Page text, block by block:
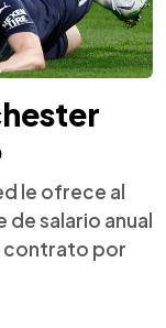
le ofrece al
de salario anual
contrato por